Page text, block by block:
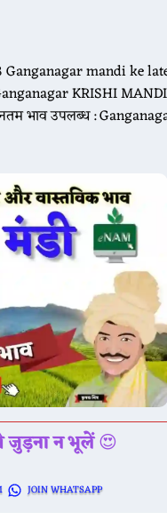
Ganganagar mandi ke
KRISHI
भाव उपलब्ध :
जुड़ना न भूलें😍
JOIN WHATSAPP
मंडी के भाव सरसों 4200 से
ग्वार का भाव : 5050 से